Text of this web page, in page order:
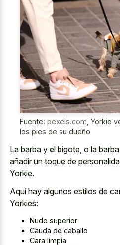
Fuente: pexels.com Yorkie
los pies de su dueño
La barba y el bigote, o la
añadir un toque de
Yorkie.
Aquí hay algunos estilos de
Yorkies:
Nudo superior
Cauda de caballo
Cara limpia